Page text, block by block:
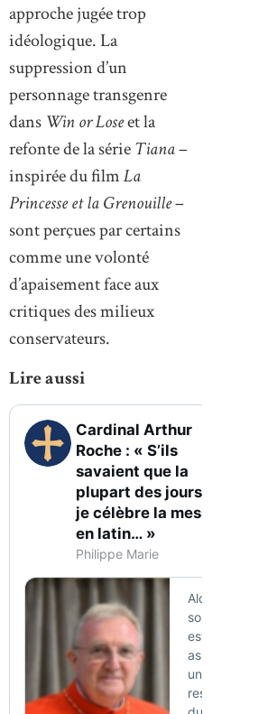
approche jugée trop
idéologique. La
suppression d’un
personnage transgenre
dans Win or Loseet la
refonte de la sérieTiana–
inspirée du filmLa
Princesse et la Grenouille–
sont perçues par certains
comme une volonté
d’apaisement face aux
critiques des milieux
conservateurs.
Lire aussi